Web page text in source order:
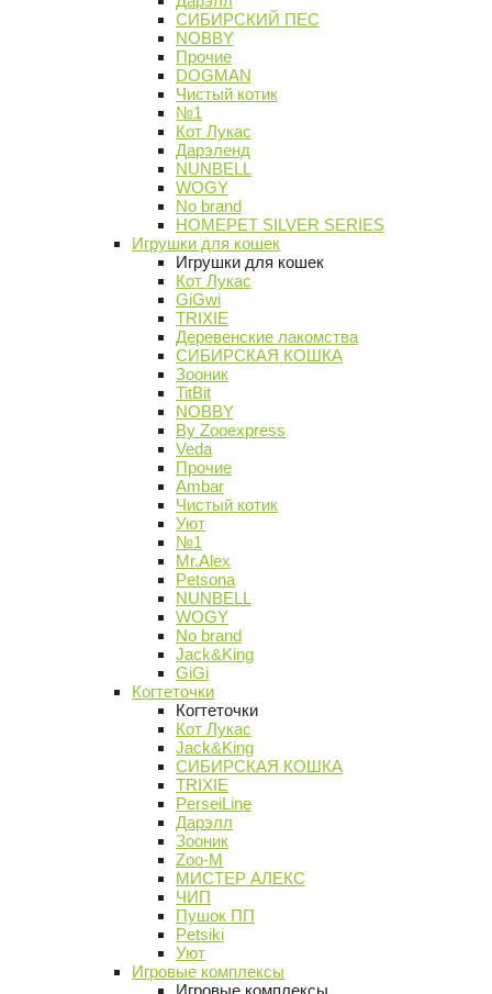
СИБИРСКИЙ ПЕС
NOBBY
Прочие
DOGMAN
Чистый котик
№1
Кот Лукас
Дарэленд
NUNBELL
WOGY
No brand
HOMEPET SILVER SERIES
Игрушки для кошек
Игрушки для кошек
Кот Лукас
GiGwi
TRIXIE
Деревенские лакомства
СИБИРСКАЯ КОШКА
Зооник
TitBit
NOBBY
By Zooexpress
Veda
Прочие
Ambar
Чистый котик
Уют
№1
Mr.Alex
Petsona
NUNBELL
WOGY
No brand
Jack&King
GiGi
Когтеточки
Когтеточки
Кот Лукас
Jack&King
СИБИРСКАЯ КОШКА
TRIXIE
PerseiLine
Дарэлл
Зооник
Zoo-M
МИСТЕР АЛЕКС
ЧИП
Пушок ПП
Petsiki
Уют
Игровые комплексы
Игровые комплексы